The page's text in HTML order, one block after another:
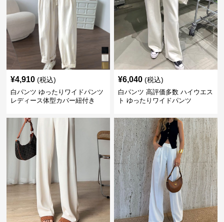
¥4,910 (税込)
白パンツ ゆったりワイドパンツ
レディース体型カバー紐付き
¥6,040 (税込)
白パンツ 高評価多数 ハイウエス
ト ゆったりワイドパンツ